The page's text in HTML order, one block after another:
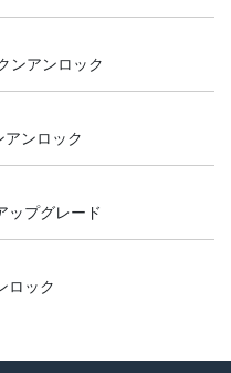
ンアンロック
ンロック
ップグレード
ロック